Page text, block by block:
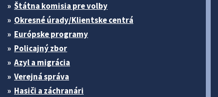
Štátna komisia pre volby
Okresné úrady/Klientske centrá
Európske programy
Policajný zbor
Azyl a migrácia
Verejná správa
Hasiči a záchranári